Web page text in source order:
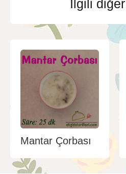
İlgili
Mantar Çorbası